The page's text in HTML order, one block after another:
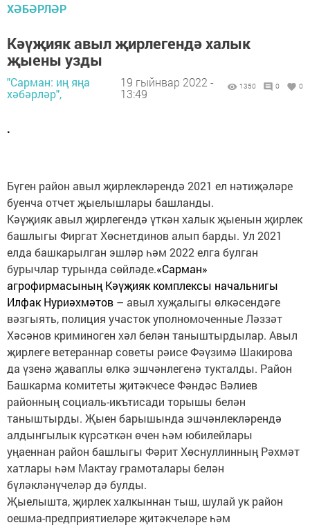
ХӘБӘРЛӘР
Кәүҗияк авыл җирлегендә халык
җыены узды
"Сарман: иң яңа
хәбәрләр",
19 гыйнвар 2022 -
13:49
1350 0 0
.
Бүген район авыл җирлекләрендә 2021 ел нәтиҗәләре
буенча отчет җыелышлары башланды.
Кәүҗияк авыл җирлегендә үткән халык җыенын җирлек
башлыгы Фиргат Хөснетдинов алып барды. Ул 2021
елда башкарылган эшләр һәм 2022 елга булган
бурычлар турында сөйләде.«Сарман»
агрофирмасының Кәүҗияк комплексы начальнигы
Илфак Нуриәхмәтов – авыл хуҗалыгы өлкәсендәге
вәзгыять, полиция участок уполномоченные Ләззәт
Хәсәнов криминоген хәл белән таныштырдылар. Авыл
җирлеге ветераннар советы рәисе Фәүзимә Шакирова
да үзенә җаваплы өлкә эшчәнлегенә тукталды. Район
Башкарма комитеты җитәкчесе Фәндәс Вәлиев
районның социаль-икътисади торышы белән
таныштырды. Җыен барышында эшчәнлекләрендә
алдынгылык күрсәткән өчен һәм юбилейлары
уңаеннан район башлыгы Фәрит Хөснуллинның Рәхмәт
хатлары һәм Мактау грамоталары белән
бүләкләнүчеләр дә булды.
Җыелышта, җирлек халкыннан тыш, шулай ук район
оешма-предприятиеләре җитәкчеләре һәм